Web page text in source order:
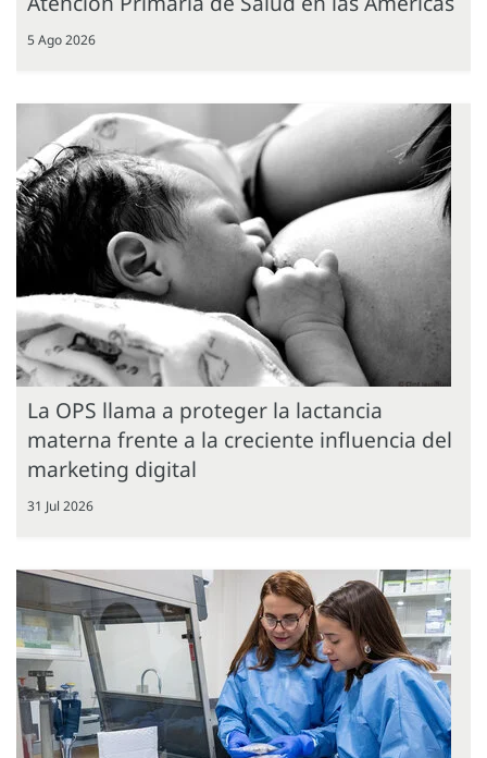
5 Ago 2026
La OPS llama a proteger la lactancia
materna frente a la creciente influencia del
marketing digital
31 Jul 2026